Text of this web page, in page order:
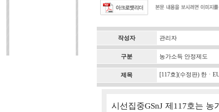
작성자 관리자
구분 농가소득 안정제도
제목 [117호](수정판) 한ㆍ
시선집중GSnJ 제117호는